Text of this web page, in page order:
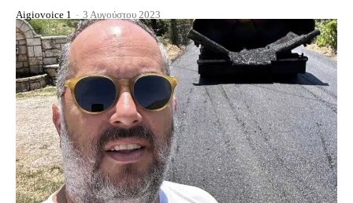
Aigiovoice 1 - 3 Αυγούστου 2023